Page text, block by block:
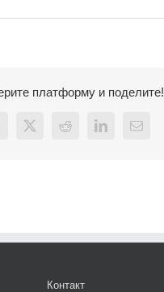
платформу и поделите!
X Reddit LinkedInEmail
Контакт